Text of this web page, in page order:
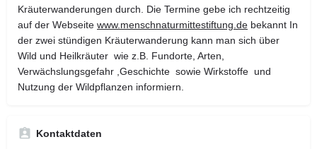
Kräuterwanderungen durch. Die Termine gebe ich rechtzeitig
auf der Webseite www.menschnaturmittestiftung.de bekannt In
der zwei stündigen Kräuterwanderung kann man sich über
Wild und Heilkräuter wie z.B. Fundorte, Arten,
Verwächslungsgefahr ,Geschichte sowie Wirkstoffe und
Nutzung der Wildpflanzen informiern.
Kontaktdaten